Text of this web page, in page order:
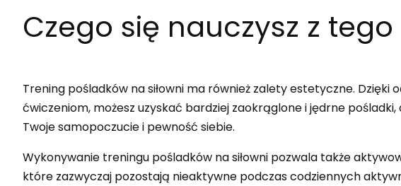
Czego się nauczysz z tego
Trening pośladków na siłowni ma również zalety estetyczne. Dzięki
ćwiczeniom, możesz uzyskać bardziej zaokrąglone i jędrne
Twoje samopoczucie i pewność siebie.
Wykonywanie treningu pośladków na siłowni pozwala także
które zazwyczaj pozostają nieaktywne podczas codziennych